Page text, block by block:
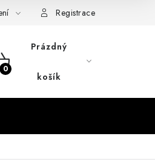
Registrace
Prázdný
košík